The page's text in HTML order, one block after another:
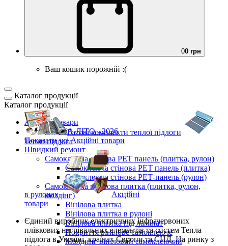
00 грн
Ваш кошик порожній :(
Каталог продукції
Каталог продукції
Акційні товари
ВЕСНА-ЛІТО - 2026
Показати усі Акційні товари
Швидкий ремонт
Самоклеюча стінова PET панель (плитка, рулон)
Самоклеюча стінова PET панель (плитка)
Самоклеюча стінова РЕТ-панель (рулон)
Самоклеюча вінілова плитка (плитка, рулон,
молдінг)
Вінілова плитка
Вінілова плитка в рулоні
Вінілова плитка під ламінат
Покриття вінілове самоклеюче
Молдинг вініловий самоклеючий
Готові комплекти теплої підлоги
Тепла підлога
в рулонах
Акційні
товари
Єдиний виробникелектричних інфрачервоних
плівкових нагрівальних елементів та систем Тепла
підлога в Україні, країнах Європи та СНД.На ринку з